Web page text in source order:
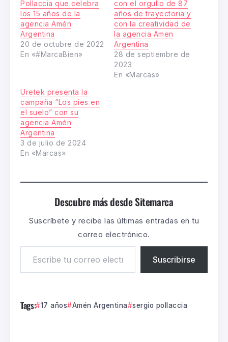
Pollaccia que celebra
los 15 años de la
agencia Amén
Argentina
20 de octubre de 2022
En «#MarcaBien»
con el orgullo de 87
años de trayectoria y
con la creatividad de
la agencia Amen
Argentina
28 de septiembre de
2023
En «Marcas»
Uretek presenta la
campaña “Los pies en
el suelo” con su
agencia Amén
Argentina
3 de julio de 2024
En «Marcas»
Descubre más desde Sitemarca
Suscríbete y recibe las últimas entradas en tu
correo electrónico.
Suscribirse
Tags: 17 años Amén Argentina sergio pollaccia